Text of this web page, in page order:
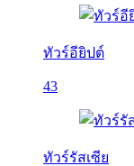
ทัวร์อียิปต์
43
ทัวร์รัสเซีย